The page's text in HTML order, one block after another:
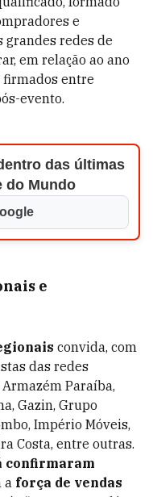
e
redes de
em relação ao ano
firmados entre
evento.
das últimas
do Mundo
e
convida, com
das redes
Paraíba,
Gazin, Grupo
Império Móveis,
Costa, entre outras.
confirmaram
a força de vendas